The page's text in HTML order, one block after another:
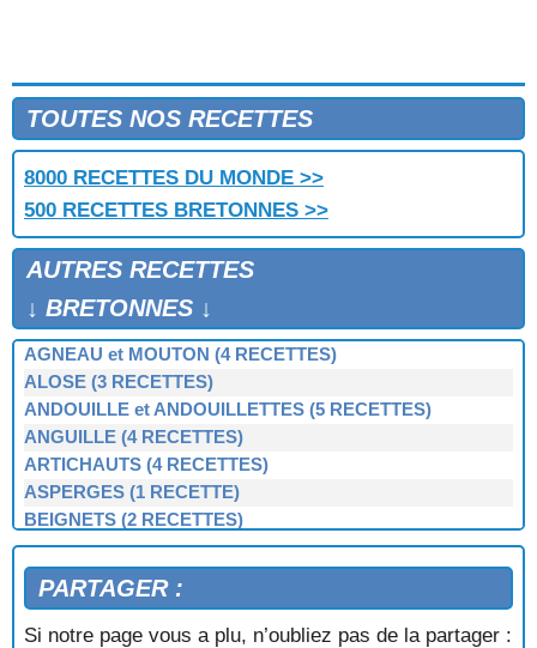
TOUTES NOS RECETTES
8000 RECETTES DU MONDE >>
500 RECETTES BRETONNES >>
AUTRES RECETTES
↓ BRETONNES ↓
AGNEAU et MOUTON (4 RECETTES)
ALOSE (3 RECETTES)
ANDOUILLE et ANDOUILLETTES (5 RECETTES)
ANGUILLE (4 RECETTES)
ARTICHAUTS (4 RECETTES)
ASPERGES (1 RECETTE)
BEIGNETS (2 RECETTES)
BERNIQUE, PATELLE, BERNICLE (4 RECETTES)
BIGORNEAUX (1 RECETTE)
BIGUENÉE (1 RECETTE)
BOEUF (3 RECETTES)
PARTAGER :
Si notre page vous a plu, n’oubliez pas de la partager :